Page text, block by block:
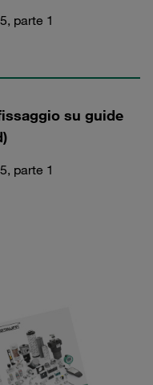
parte 1
su guide
parte 1